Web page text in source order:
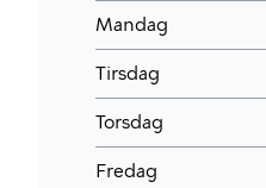
Mandag
Tirsdag
Torsdag
Fredag